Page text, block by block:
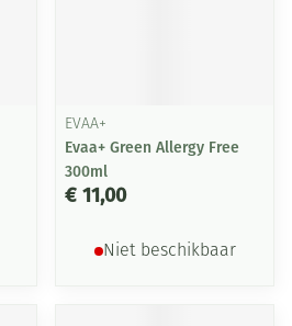
EVAA+
Evaa+ Green Allergy Free
300ml
€ 11,00
Niet beschikbaar